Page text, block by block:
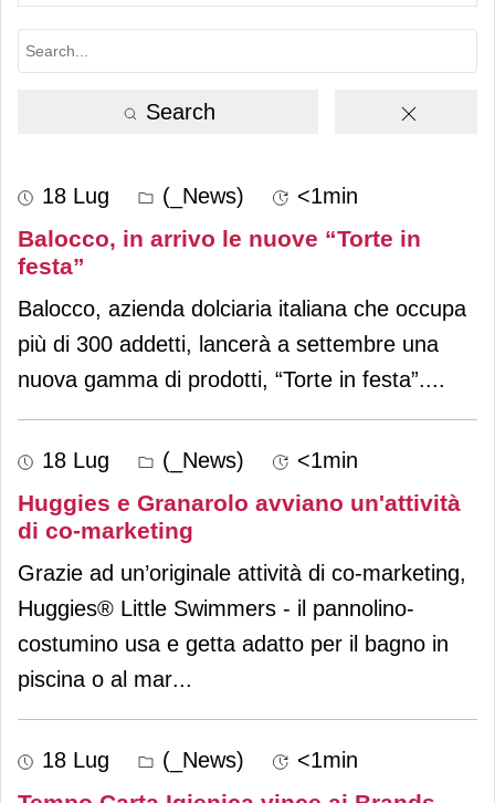
Search
18 Lug (_News) <1min
Balocco, in arrivo le nuove “Torte in
festa”
Balocco, azienda dolciaria italiana che occupa
più di 300 addetti, lancerà a settembre una
nuova gamma di prodotti, “Torte in festa”....
18 Lug (_News) <1min
Huggies e Granarolo avviano un'attività
di co-marketing
Grazie ad un’originale attività di co-marketing,
Huggies® Little Swimmers - il pannolino-
costumino usa e getta adatto per il bagno in
piscina o al mar...
18 Lug (_News) <1min